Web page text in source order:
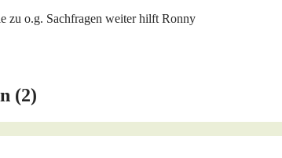
zu o.g. Sachfragen weiter hilft Ronny
(2)